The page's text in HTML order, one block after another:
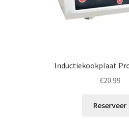
Inductiekookplaat
€20.99
Reserveer